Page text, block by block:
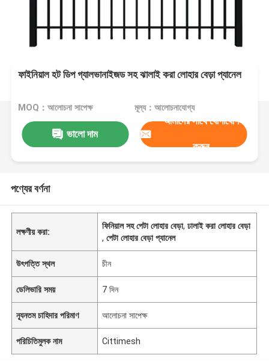
ফাইনিয়াল হট ডিপ গ্যালভানাইজড সহ ঝালাই করা লোহার বেড়া প্যানেল
MOQ：আলোচনা সাপেক্ষ মূল্য：আলোচনাযোগ্য
ভালো দাম
আমাদের সাথে যোগাযোগ
করুন
পণ্যের বর্ণনা
লক্ষণীয় করা:
ফিনিয়াল সহ পেটা লোহার বেড়া,ঢালাই করা লোহার বেড়া
,পেটা লোহার বেড়া প্যানেল
উৎপত্তি স্থল চীন
ডেলিভারি সময় 7 দিন
ন্যূনতম চাহিদার পরিমাণ আলোচনা সাপেক্ষ
পরিচিতিমুলক নাম Cittimesh